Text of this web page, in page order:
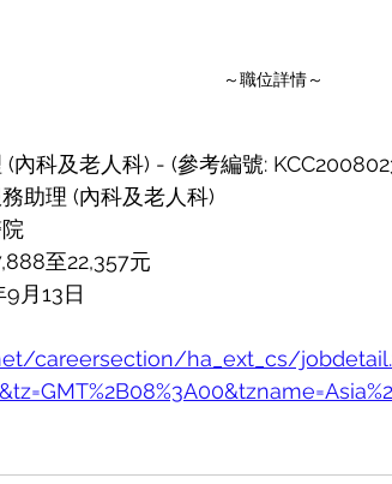
～職位詳情～
內科及老人科) - (參考編號:
助理 (內科及老人科)
至22,357元
月13日
careersection/ha_ext_cs/